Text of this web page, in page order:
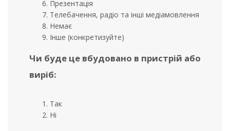
Презентація
Телебачення, радіо та інші медіамовлення
Немає
Інше (конкретизуйте)
Чи буде це вбудовано в пристрій або
виріб:
Так
Ні